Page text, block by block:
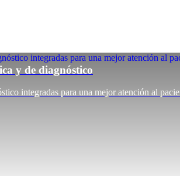
y de diagnóstico
integradas para una mejor atención al